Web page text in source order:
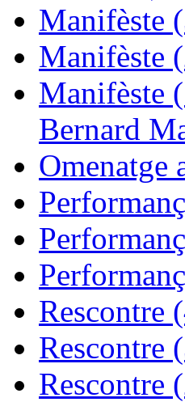
Manifèste
Manifèste
Manifèste
Bernard
Omenatge
Rescontre
Rescontre
Rescontre